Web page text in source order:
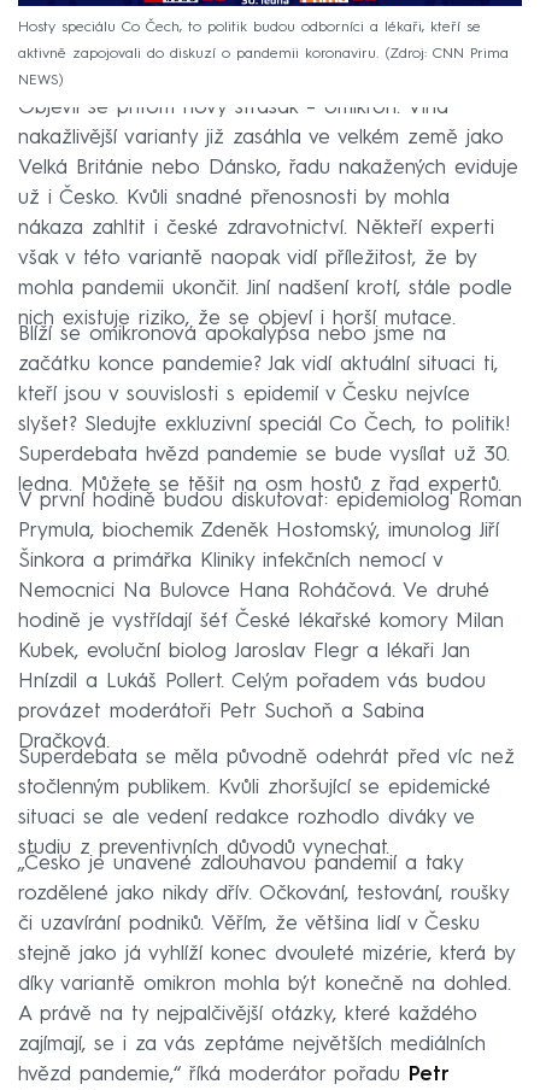
Hosty speciálu Co Čech, to politik budou odborníci a lékaři, kteří se
aktivně zapojovali do diskuzí o pandemii koronaviru.
Zdroj: CNN Prima
NEWS
Objevil se přitom nový strašák – omikron. Vlna
nakažlivější varianty již zasáhla ve velkém země jako
Velká Británie nebo Dánsko, řadu nakažených eviduje
už i Česko. Kvůli snadné přenosnosti by mohla
nákaza zahltit i české zdravotnictví. Někteří experti
však v této variantě naopak vidí příležitost, že by
mohla pandemii ukončit. Jiní nadšení krotí, stále podle
nich existuje riziko, že se objeví i horší mutace.
Blíží se omikronová apokalypsa nebo jsme na
začátku konce pandemie? Jak vidí aktuální situaci ti,
kteří jsou v souvislosti s epidemií v Česku nejvíce
slyšet? Sledujte exkluzivní speciál Co Čech, to politik!
Superdebata hvězd pandemie se bude vysílat už 30.
ledna. Můžete se těšit na osm hostů z řad expertů.
V první hodině budou diskutovat: epidemiolog Roman
Prymula, biochemik Zdeněk Hostomský, imunolog Jiří
Šinkora a primářka Kliniky infekčních nemocí v
Nemocnici Na Bulovce Hana Roháčová. Ve druhé
hodině je vystřídají šéf České lékařské komory Milan
Kubek, evoluční biolog Jaroslav Flegr a lékaři Jan
Hnízdil a Lukáš Pollert. Celým pořadem vás budou
provázet moderátoři Petr Suchoň a Sabina
Dračková.
Superdebata se měla původně odehrát před víc než
stočlenným publikem. Kvůli zhoršující se epidemické
situaci se ale vedení redakce rozhodlo diváky ve
studiu z preventivních důvodů vynechat.
„Česko je unavené zdlouhavou pandemií a taky
rozdělené jako nikdy dřív. Očkování, testování, roušky
či uzavírání podniků. Věřím, že většina lidí v Česku
stejně jako já vyhlíží konec dvouleté mizérie, která by
díky variantě omikron mohla být konečně na dohled.
A právě na ty nejpalčivější otázky, které každého
zajímají, se i za vás zeptáme největších mediálních
hvězd pandemie,“ říká moderátor pořadu
Petr